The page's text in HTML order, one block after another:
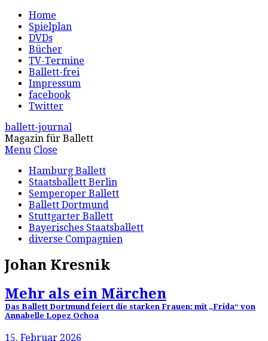
Home
Spielplan
DVDs
Bücher
TV-Termine
Ballett-frei
Impressum
facebook
Twitter
ballett-journal
Magazin für Ballett
Menu Close
Hamburg Ballett
Staatsballett Berlin
Semperoper Ballett
Ballett Dortmund
Stuttgarter Ballett
Bayerisches Staatsballett
diverse Compagnien
Johan Kresnik
Mehr als ein Märchen
Das Ballett Dortmund feiert die starken Frauen: mit „Frida“ von
Annabelle Lopez Ochoa
15. Februar 2026